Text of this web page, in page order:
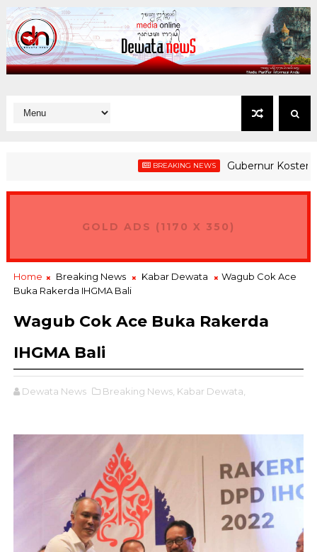
BREAKING NEWS Gubernur Koster
GOLD ADS (1170 X 350)
Home Breaking News Kabar Dewata
Wagub Cok Ace
Buka Rakerda IHGMA Bali
Wagub Cok Ace Buka Rakerda
IHGMA Bali
Dewata News Breaking News, Kabar Dewata,